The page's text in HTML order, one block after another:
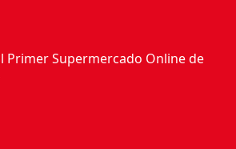
Primer Supermercado Online de